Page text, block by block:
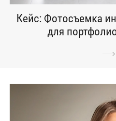
Кейс: Фотосъемка
для